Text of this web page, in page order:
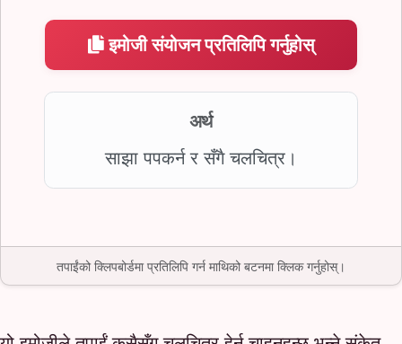
इमोजी संयोजन प्रतिलिपि गर्नुहोस्
अर्थ
साझा पपकर्न र सँगै चलचित्र।
तपाईंको क्लिपबोर्डमा प्रतिलिपि गर्न माथिको बटनमा क्लिक गर्नुहोस्।